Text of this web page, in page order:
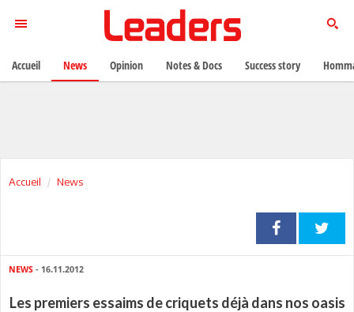
Accueil News
NEWS - 16.11.2012
Les premiers essaims de criquets déjà dans nos oasis
Accueil News Opinion Notes & Docs Success story